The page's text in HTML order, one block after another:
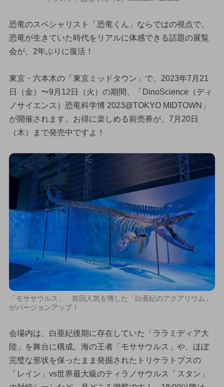
恐竜のスペシャリスト「恐竜くん」ならではの視点で、
恐竜が生きていた時代をリアルに体感できる話題の展覧
会が、2年ぶりに復活！
東京・六本木の「東京ミッドタウン」で、2023年7月21
日（金）〜9月12日（火）の期間、「DinoScience（ディ
ノサイエンス）恐竜科学博 2023@TOKYO MIDTOWN」
が開催されます。お得に楽しめる前売券が、7月20日
（木）まで発売中ですよ！
「モササウルス」 前回人気を博した「白亜紀のアクアリウム」
がバージョンアップ！
会場内は、白亜紀後期に存在していた「ララミディア大
陸」を舞台に構成。海の王者「モササウルス」や、ほぼ
完璧な形状を保ったまま発掘されたトリケラトプスの
「レイン」vs世界最大級のティラノサウルス「スタン」